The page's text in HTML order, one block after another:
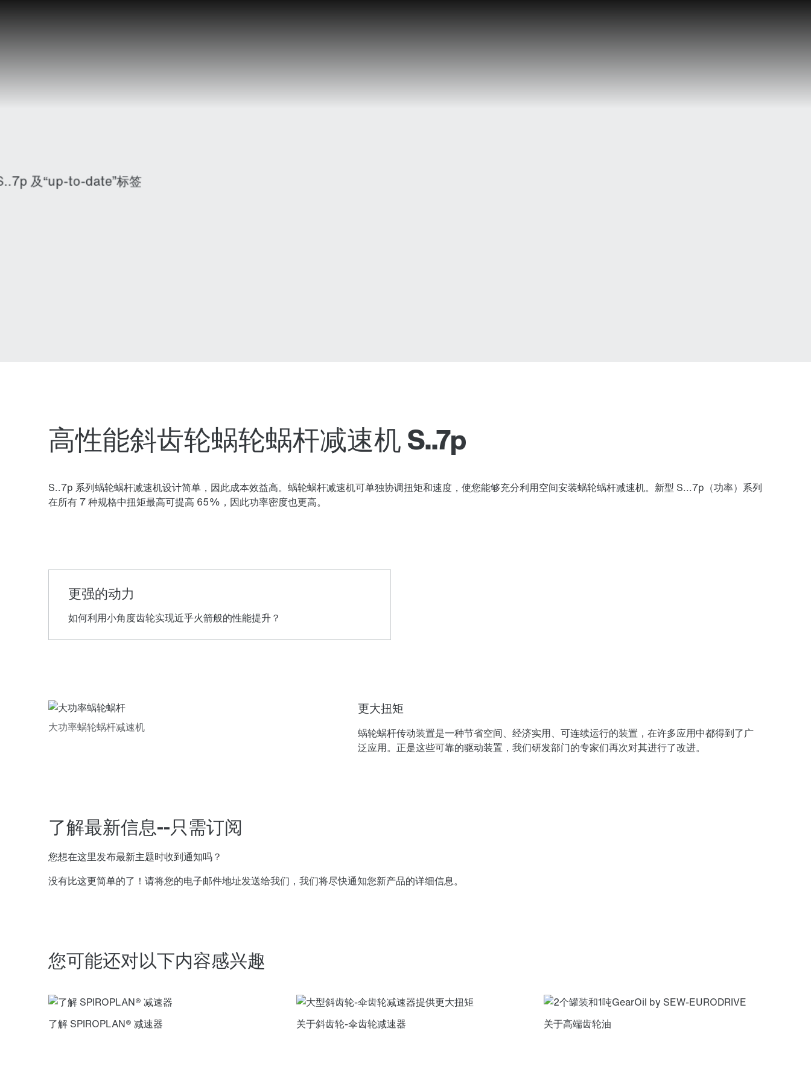
高性能斜齿轮蜗轮蜗杆减速机 S..7p
S..7p 系列蜗轮蜗杆减速机设计简单，因此成本效益高。蜗轮蜗杆减速机可单独协调扭矩和速度，使您能够充分利用空间安装蜗轮蜗杆减速机。新型 S...7p（功率）系列
在所有 7 种规格中扭矩最高可提高 65%，因此功率密度也更高。
更大扭矩
蜗轮蜗杆传动装置是一种节省空间、经济实用、可连续运行的装置，在许多应用中都得到了广
泛应用。正是这些可靠的驱动装置，我们研发部门的专家们再次对其进行了改进。
了解最新信息--只需订阅
您想在这里发布最新主题时收到通知吗？
没有比这更简单的了！请将您的电子邮件地址发送给我们，我们将尽快通知您新产品的详细信息。
您可能还对以下内容感兴趣